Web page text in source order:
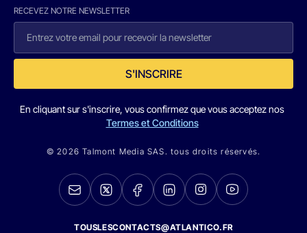
RECEVEZ NOTRE NEWSLETTER
S'INSCRIRE
En cliquant sur s'inscrire, vous confirmez que vous acceptez nos
Termes et Conditions
© 2026 Talmont Media SAS. tous droits réservés.
TOUSLESCONTACTS@ATLANTICO.FR